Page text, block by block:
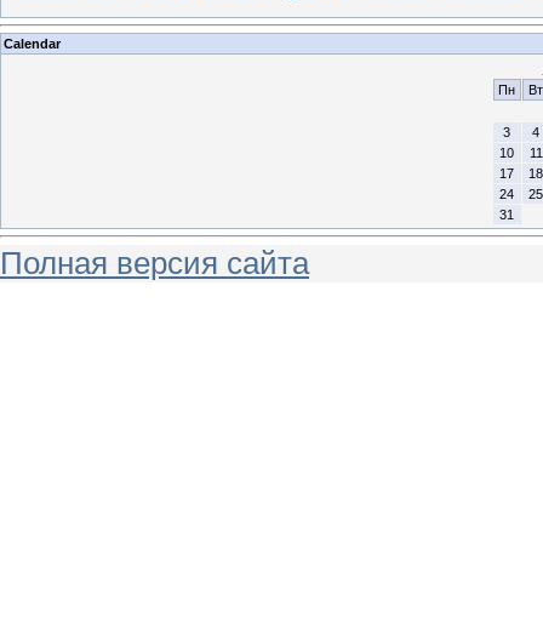
Calendar
Пн
Вт
3
4
10
11
17
18
24
25
31
Полная версия сайта